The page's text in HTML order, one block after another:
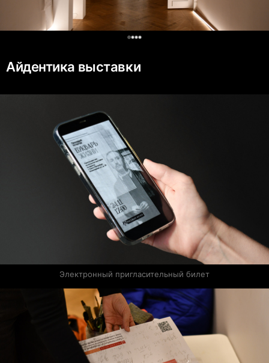
Айдентика выставки
Электронный пригласительный билет